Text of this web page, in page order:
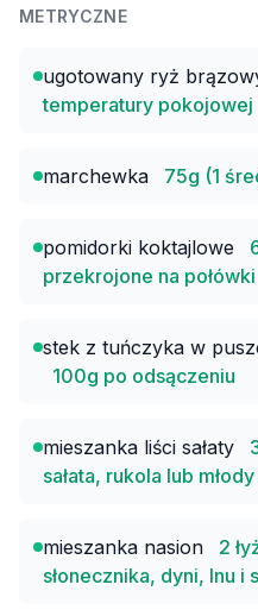
METRYCZNE
ugotowany ryż
temperatury pokojowej
marchewka 75g (1
pomidorki koktajlowe
przekrojone na połówki
stek z tuńczyka w
100g po odsączeniu
mieszanka liści sałaty
sałata, rukola lub
mieszanka nasion
2
słonecznika, dyni, lnu i